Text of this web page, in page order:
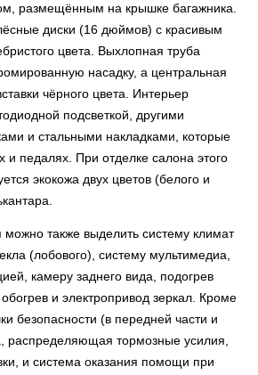
размещённым на крышке багажника.
диски (16 дюймов) с красивым
цвета. Выхлопная труба
насадку, а центральная
чёрного цвета. Интерьер
подсветкой, другими
и стальными накладками, которые
и педалях. При отделке салона этого
экокожа двух цветов (белого и
также выделить систему климат
(лобового), систему мультимедиа,
камеру заднего вида, подогрев
и электропривод зеркал. Кроме
безопасности (в передней части и
распределяющая тормозные усилия,
и система оказания помощи при